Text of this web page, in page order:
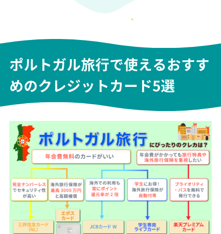
ポルトガル旅行で使えるおすす
めのクレジットカード5選